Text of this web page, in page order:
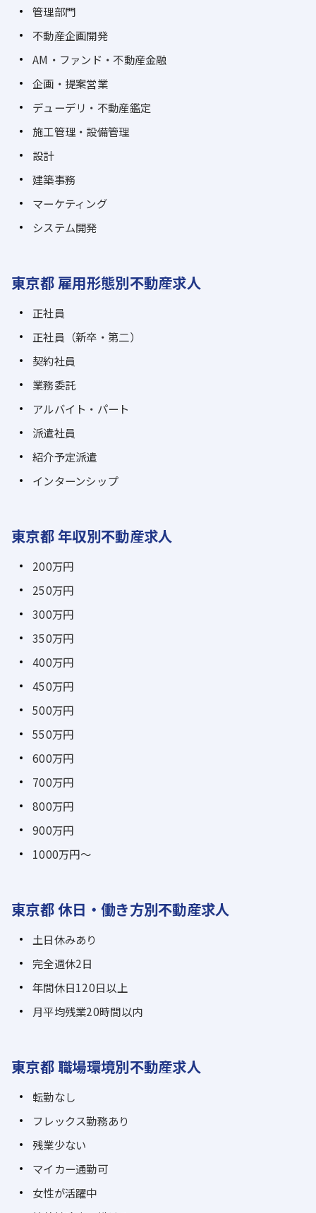
管理部門
不動産企画開発
AM・ファンド・不動産金融
企画・提案営業
デューデリ・不動産鑑定
施工管理・設備管理
設計
建築事務
マーケティング
システム開発
東京都 雇用形態別不動産求人
正社員
正社員（新卒・第二）
契約社員
業務委託
アルバイト・パート
派遣社員
紹介予定派遣
インターンシップ
東京都 年収別不動産求人
200万円
250万円
300万円
350万円
400万円
450万円
500万円
550万円
600万円
700万円
800万円
900万円
1000万円～
東京都 休日・働き方別不動産求人
土日休みあり
完全週休2日
年間休日120日以上
月平均残業20時間以内
東京都 職場環境別不動産求人
転勤なし
フレックス勤務あり
残業少ない
マイカー通勤可
女性が活躍中